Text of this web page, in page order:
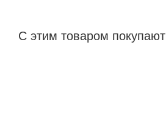
С этим товаром покупают